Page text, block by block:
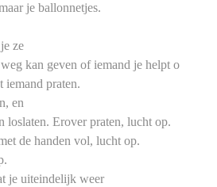
je ballonnetjes.
ze
kan geven of iemand je helpt o
iemand praten.
en
loslaten. Erover praten, lucht op.
de handen vol, lucht op.
je uiteindelijk weer